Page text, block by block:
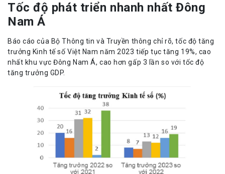
Tốc độ phát triển nhanh nhất Đông
Nam Á
Báo cáo của Bộ Thông tin và Truyền thông chỉ rõ, tốc độ tăng
trưởng Kinh tế số Việt Nam năm 2023 tiếp tục tăng 19%, cao
nhất khu vực Đông Nam Á, cao hơn gấp 3 lần so với tốc độ
tăng trưởng GDP.